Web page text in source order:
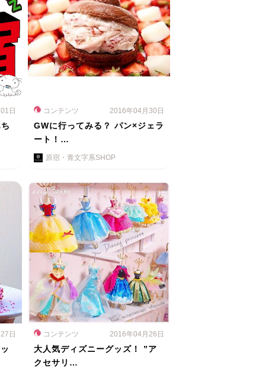
日 コンテンツ 2016年04月30日
GWに行ってみる？ パン×ジェラ
ート！…
原宿・青文字系SHOP
日 コンテンツ 2016年04月26日
大人気ディズニーグッズ！ ”ア
クセサリ…